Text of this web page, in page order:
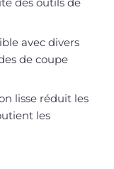
avec divers
de coupe
lisse réduit les
les